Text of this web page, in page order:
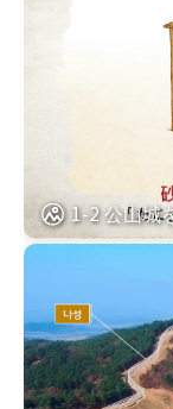
1-2 公山城